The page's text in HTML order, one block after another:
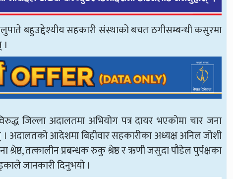
बहुउद्देश्यीय सहकारी संस्थाको बचत ठगीसम्बन्धी कसुरमा
जिल्ला अदालतमा अभियोग पत्र दायर भएकोमा चार जना
। अदालतको आदेशमा बिहीवार सहकारीका अध्यक्ष अनिल जोशी
तत्कालीन प्रबन्धक रुकु श्रेष्ठ र ऋणी जसुदा पौडेल पुर्पक्षका
जानकारी दिनुभयाे ।